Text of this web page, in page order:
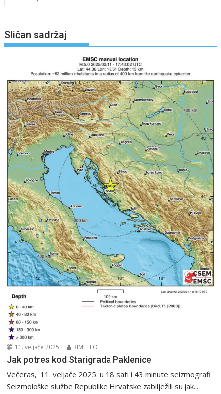
Sličan sadržaj
11. veljače 2025. RIMETEO
Jak potres kod Starigrada Paklenice
Večeras, 11. veljače 2025. u 18 sati i 43 minute seizmografi
Seizmološke službe Republike Hrvatske zabilježili su jak...